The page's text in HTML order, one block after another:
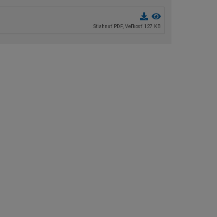
Stiahnuť PDF, Veľkosť 127 KB